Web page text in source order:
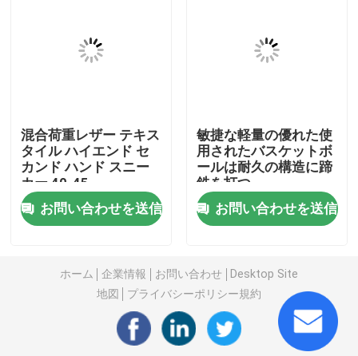
秒針の人の靴
第2ハンド・バッグ
中古の高級バッグ
偶然の秋の用品類
人の新しいモデルのワイシャツ
混合荷重レザー テキス
タイル ハイエンド セ
カンド ハンド スニー
カー 40-45
お問い合わせを送信
敏捷な軽量の優れた使
用されたバスケットボ
ールは耐久の構造に蹄
鉄を打つ
お問い合わせを送信
ホーム 企業情報 お問い合わせ
Desktop Site
地図
プライバシーポリシー規約